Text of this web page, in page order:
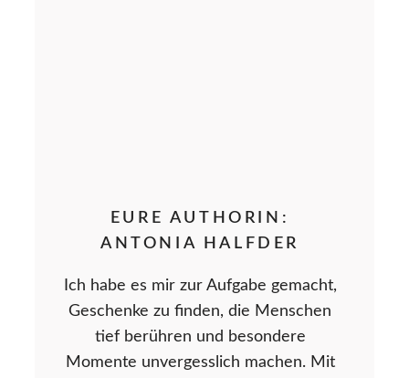
EURE AUTHORIN:
ANTONIA HALFDER
Ich habe es mir zur Aufgabe gemacht,
Geschenke zu finden, die Menschen
tief berühren und besondere
Momente unvergesslich machen. Mit